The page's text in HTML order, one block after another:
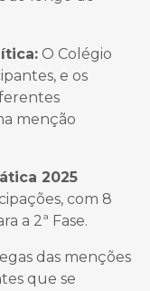
O Colégio
e os
menção
2025
com 8
a 2ª Fase.
das menções
que se